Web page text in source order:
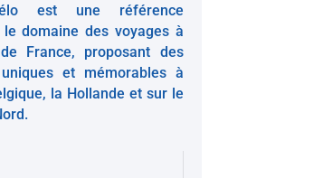
est une référence
domaine des voyages à
France, proposant des
et mémorables à
la Hollande et sur le